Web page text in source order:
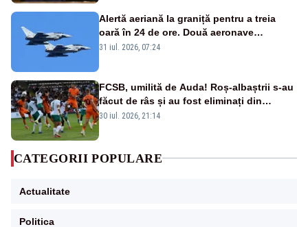
Alertă aeriană la graniță pentru a treia
oară în 24 de ore. Două aeronave
Eurofighter britanice au fost ridicate de la
31 iul. 2026, 07:24
FCSB, umilită de Auda! Roș-albaștrii s-au
făcut de râs și au fost eliminați din
Conference League
30 iul. 2026, 21:14
CATEGORII POPULARE
Actualitate
Politica